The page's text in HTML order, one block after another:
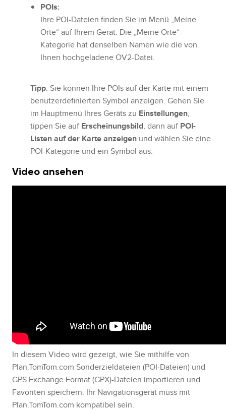
POIs:
Ihre POI-Dateien finden Sie im Menü „Meine
Orte“ auf Ihrem Gerät. Die „Meine Orte“-
Kategorie hat denselben Namen wie die von
Ihnen hochgeladene OV2-Datei.
Tipp: Sie können Ihre POIs auf der Karte mit einem
benutzerdefinierten Symbol anzeigen. Gehen Sie
im Hauptmenü Ihres Geräts zu Einstellungen,
tippen Sie auf Erscheinungsbild, dann auf POI-
Listen auf der Karte anzeigen und wählen Sie eine
POI-Kategorie und ein Symbol aus.
Video ansehen
In diesem Video wird gezeigt, wie Sie mithilfe von
Plan.TomTom.com Sonderzieldateien (POI-Dateien) und
GPS Exchange Format (GPX)-Dateien importieren und
Favoriten speichern. Ihr Navigationsgerät muss mit
Plan.TomTom.com kompatibel sein.